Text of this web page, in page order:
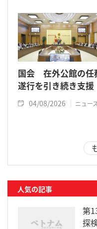
国会 在外公館の任
遂行を引き続き支援
04/08/2026 ニュース
人気の記事
第
探